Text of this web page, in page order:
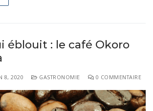
éblouit : le café Okoro
8, 2020 GASTRONOMIE 0 COMMENTAIRE